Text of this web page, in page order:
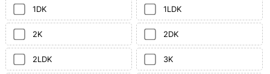
1DK 1LDK
2K 2DK
2LDK 3K